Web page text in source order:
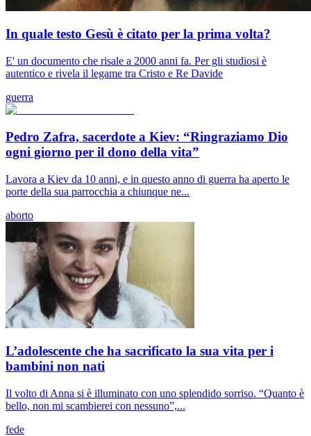
In quale testo Gesù è citato per la prima volta?
E' un documento che risale a 2000 anni fa. Per gli studiosi è
autentico e rivela il legame tra Cristo e Re Davide
guerra
Pedro Zafra, sacerdote a Kiev: “Ringraziamo Dio
ogni giorno per il dono della vita”
Lavora a Kiev da 10 anni, e in questo anno di guerra ha aperto le
porte della sua parrocchia a chiunque ne...
aborto
L’adolescente che ha sacrificato la sua vita per i
bambini non nati
Il volto di Anna si è illuminato con uno splendido sorriso. “Quanto è
bello, non mi scambierei con nessuno”,...
fede